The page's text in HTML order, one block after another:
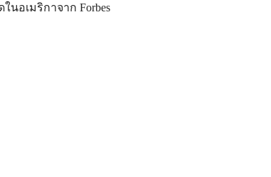
นอเมริกาจาก Forbes